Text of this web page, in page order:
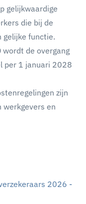
gelijkwaardige
die bij de
gelijke functie.
wordt de overgang
per 1 januari 2028
zijn
werkgevers en
2026 -